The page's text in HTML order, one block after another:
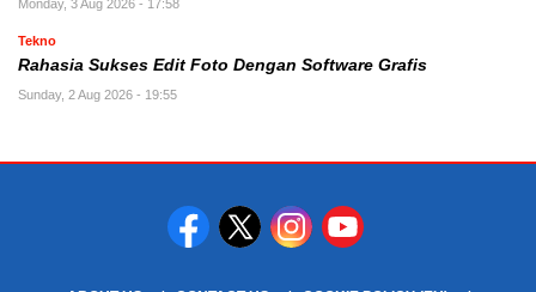
Monday, 3 Aug 2026 - 17:58
Tekno
Rahasia Sukses Edit Foto Dengan Software Grafis
Sunday, 2 Aug 2026 - 19:55